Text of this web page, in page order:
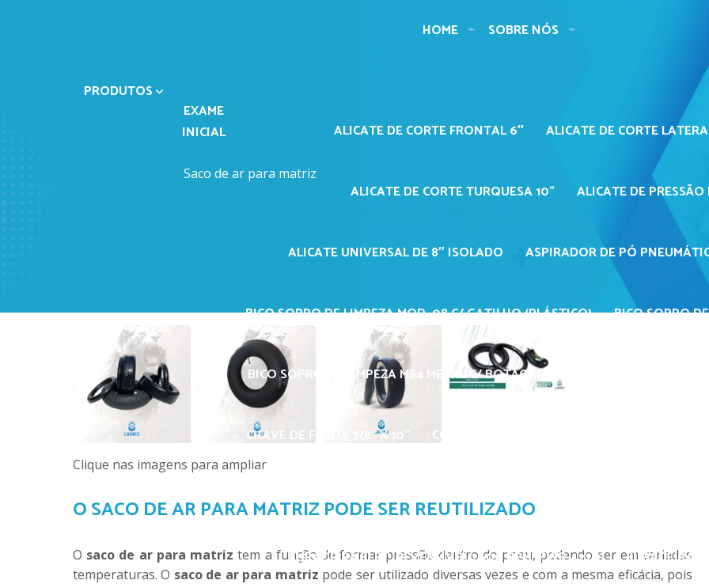
HOME SOBRE NÓS
PRODUTOS
EXAME
INICIAL
ALICATE DE CORTE FRONTAL 6″ ALICATE DE CORTE
ALICATE DE CORTE TURQUESA 10" ALICATE DE
ALICATE UNIVERSAL DE 8″ ISOLADO ASPIRADOR DE PÓ
BICO SOPRO DE LIMPEZA MOD. 08 C/ GATILHO (PLÁSTICO) BICO SOPRO
BICO SOPRO DE LIMPEZA MS4 METAL C/ BOTÃO (PLÁSTICO) BICO
CHAVE DE FENDA 3/8" X 10" CORDÃO FLUORESCENTE ESCOVA
FURADEIRA CHICAGO
FURADEIRA ELET. REVERSÍVEL 2600 RPM (PWR-4220) FURADEIRA
Saco de ar para matriz
SACO DE AR PARA MATRIZ
Clique nas imagens para ampliar
O SACO DE AR PARA MATRIZ PODE SER REUTILIZADO
O saco de ar para matriz tem a função de formar pressão dentro do pneu, podendo ser em variadas
temperaturas. O saco de ar para matriz pode ser utilizado diversas vezes e com a mesma eficácia, pois